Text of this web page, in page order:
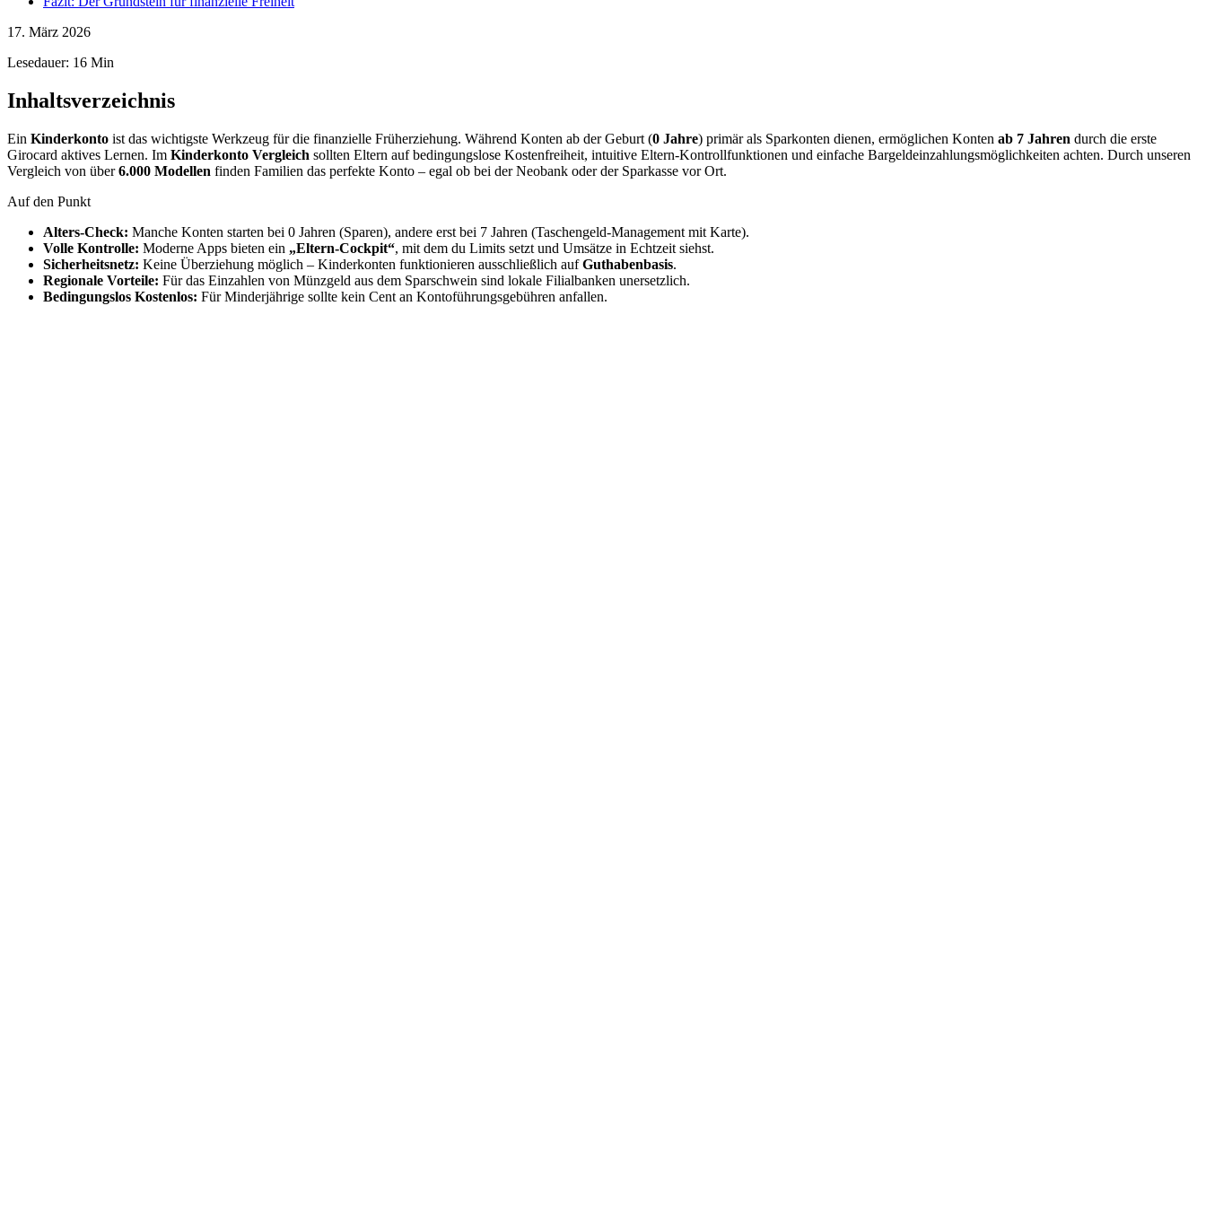
17. März 2026
Lesedauer: 16 Min
Inhaltsverzeichnis
Ein Kinderkonto ist das wichtigste Werkzeug für die finanzielle Früherziehung. Während Konten ab der Geburt (0 Jahre) primär als Sparkonten dienen, ermöglichen Konten ab 7 Jahren durch die erste
Girocard aktives Lernen. Im Kinderkonto Vergleich sollten Eltern auf bedingungslose Kostenfreiheit, intuitive Eltern-Kontrollfunktionen und einfache Bargeldeinzahlungsmöglichkeiten achten. Durch unseren
Vergleich von über6.000 Modellen finden Familien das perfekte Konto – egal ob bei der Neobank oder der Sparkasse vor Ort.
Auf den Punkt
Alters-Check: Manche Konten starten bei 0 Jahren (Sparen), andere erst bei 7 Jahren (Taschengeld-Management mit Karte).
Volle Kontrolle: Moderne Apps bieten ein „Eltern-Cockpit“, mit dem du Limits setzt und Umsätze in Echtzeit siehst.
Sicherheitsnetz: Keine Überziehung möglich – Kinderkonten funktionieren ausschließlich aufGuthabenbasis.
Regionale Vorteile: Für das Einzahlen von Münzgeld aus dem Sparschwein sind lokale Filialbanken unersetzlich.
Bedingungslos Kostenlos: Für Minderjährige sollte kein Cent an Kontoführungsgebühren anfallen.